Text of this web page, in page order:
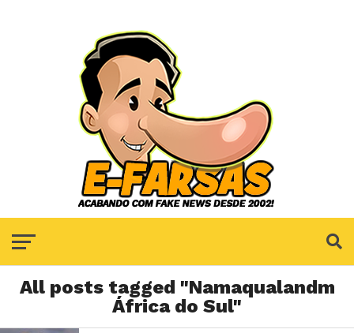
All posts tagged "Namaqualandm
África do Sul"